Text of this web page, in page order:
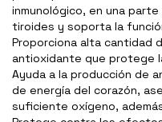
inmunológico, en una
tiroides y soporta la
Proporciona alta cantidad
antioxidante que protege
Ayuda a la producción de
de energía del corazón,
suficiente oxígeno,